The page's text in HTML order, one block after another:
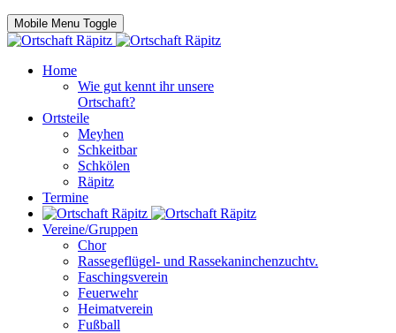
Mobile Menu Toggle
Home
Wie gut kennt ihr unsere
Ortschaft?
Ortsteile
Meyhen
Schkeitbar
Schkölen
Räpitz
Termine
Vereine/Gruppen
Chor
Rassegeflügel- und Rassekaninchenzuchtv.
Faschingsverein
Feuerwehr
Heimatverein
Fußball